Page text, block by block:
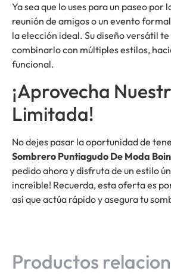
Ya sea que lo uses para un paseo por
reunión de amigos o un evento
la elección ideal. Su diseño versátil
combinarlo con múltiples estilos,
funcional.
¡Aprovecha
Limitada!
No dejes pasar la oportunidad de
Sombrero Puntiagudo De Moda
pedido ahora y disfruta de un estilo
increíble! Recuerda, esta oferta es
así que actúa rápido y asegura tu
Productos